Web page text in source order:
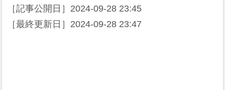
［記事公開日］ 2024-09-28 23:45
［最終更新日］ 2024-09-28 23:47